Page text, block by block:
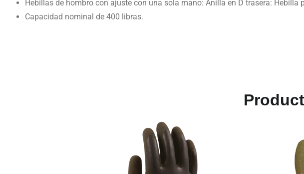
Hebillas de hombro con ajuste con una sola mano: Anilla en D trasera:
Capacidad nominal de 400 libras.